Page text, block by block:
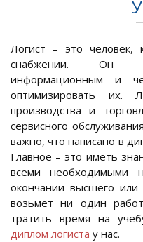
Логист – это человек,
снабжении. Он
информационным и
оптимизировать их.
производства и
сервисного
важно, что написано в
Главное – это иметь
всеми необходимыми
окончании высшего или
возьмет ни один
тратить время на
диплом логиста у нас.